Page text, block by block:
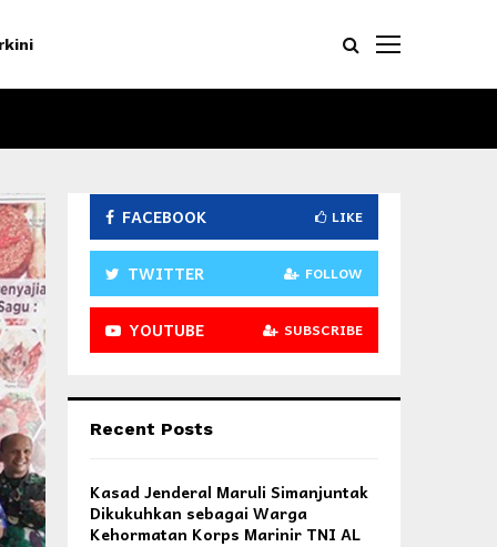
FACEBOOK LIKE
TWITTER FOLLOW
YOUTUBE SUBSCRIBE
Recent Posts
Kasad Jenderal Maruli Simanjuntak
Dikukuhkan sebagai Warga
Kehormatan Korps Marinir TNI AL